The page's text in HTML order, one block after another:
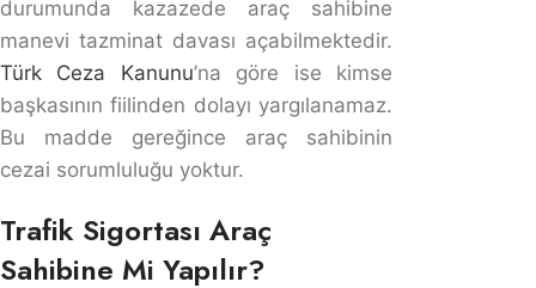
karşılamama veya ödenen tutarı geri talep etme
hakkına sahiptir.
Kaskolu Aracı Sahibinden Başkası Kullanırsa
Kaskolu aracı sahibinden başkası kullanırsa, araç
kullanıldığı sürece kasko sigortası geçerliliğini korur.
Ancak, aracı kullanan kişi geçerli bir sürücü belgesine